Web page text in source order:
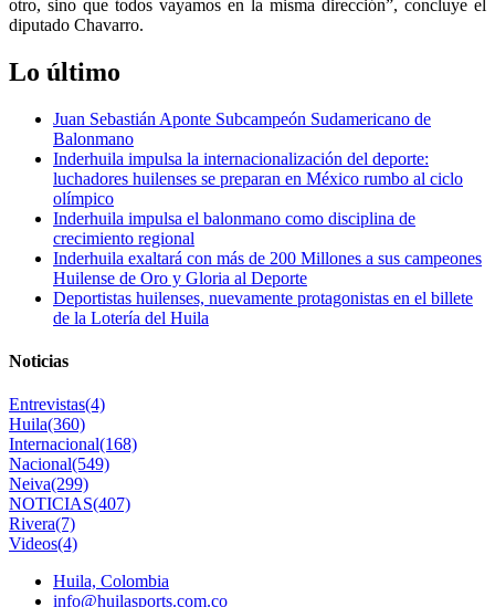
otro, sino que todos vayamos en la misma dirección”, concluye el
diputado Chavarro.
Lo último
Juan Sebastián Aponte Subcampeón Sudamericano de
Balonmano
Inderhuila impulsa la internacionalización del deporte:
luchadores huilenses se preparan en México rumbo al ciclo
olímpico
Inderhuila impulsa el balonmano como disciplina de
crecimiento regional
Inderhuila exaltará con más de 200 Millones a sus campeones
Huilense de Oro y Gloria al Deporte
Deportistas huilenses, nuevamente protagonistas en el billete
de la Lotería del Huila
Noticias
Entrevistas(4)
Huila(360)
Internacional(168)
Nacional(549)
Neiva(299)
NOTICIAS(407)
Rivera(7)
Videos(4)
Huila, Colombia
info@huilasports.com.co